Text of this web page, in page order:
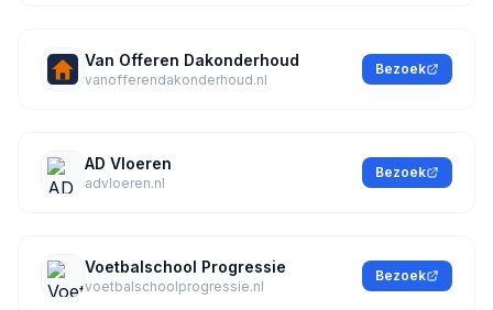
Van Offeren Dakonderhoud
vanofferendakonderhoud.nl
Bezoek
AD Vloeren
advloeren.nl
Bezoek
Voetbalschool Progressie
voetbalschoolprogressie.nl
Bezoek